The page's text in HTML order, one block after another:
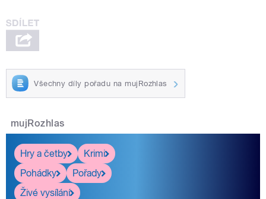
Všechny díly pořadu na mujRozhlas
mujRozhlas
Hry a četby
Krimi
Pohádky
Pořady
Živé vysílání